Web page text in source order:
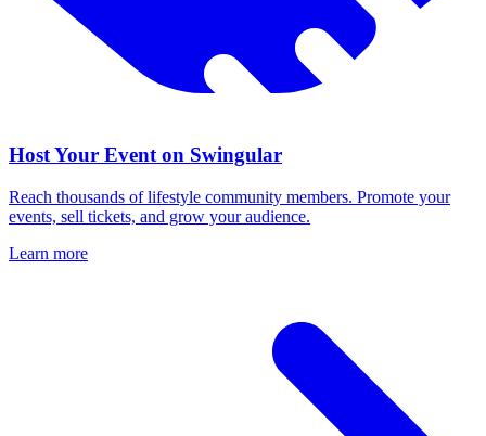
Host Your Event on Swingular
Reach thousands of lifestyle community members. Promote your
events, sell tickets, and grow your audience.
Learn more